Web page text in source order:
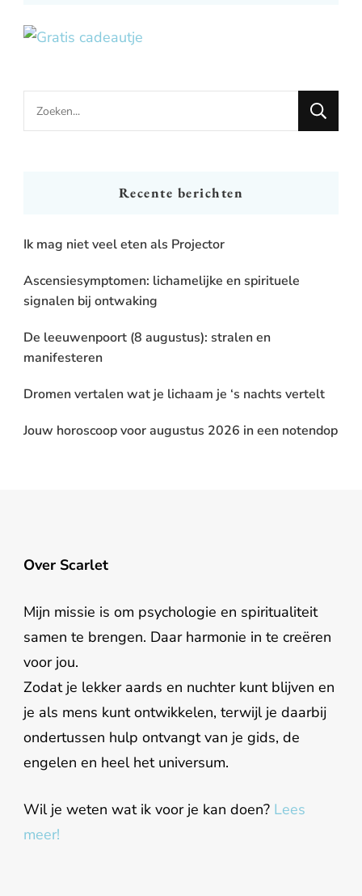
Looking
for
Recente berichten
Ik mag niet veel eten als Projector
Ascensiesymptomen: lichamelijke en spirituele
signalen bij ontwaking
De leeuwenpoort (8 augustus): stralen en
manifesteren
Dromen vertalen wat je lichaam je ‘s nachts vertelt
Jouw horoscoop voor augustus 2026 in een notendop
Over Scarlet
Mijn missie is om psychologie en spiritualiteit
samen te brengen. Daar harmonie in te creëren
voor jou.
Zodat je lekker aards en nuchter kunt blijven en
je als mens kunt ontwikkelen, terwijl je daarbij
ondertussen hulp ontvangt van je gids, de
engelen en heel het universum.
Wil je weten wat ik voor je kan doen? Lees
meer!